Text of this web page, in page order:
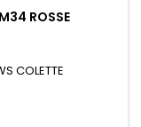
ROSSE
COLETTE